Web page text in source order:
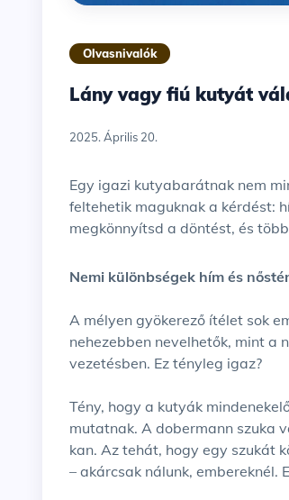
Olvasnivalók
Lány vagy fiú kutyát
2025. Április 20.
Egy igazi kutyabarátnak nem mindig könnyű dönteni a nemek között. A többkutyás tulajdonosok
feltehetik maguknak a kérdést:
megkönnyítsd a döntést, és
Nemi különbségek hím és
A mélyen gyökerező ítélet sok
nehezebben nevelhetők, mint a
vezetésben. Ez tényleg igaz?
Tény, hogy a kutyák
mutatnak. A dobermann szuka
kan. Az tehát, hogy egy szukát
– akárcsak nálunk, embereknél.